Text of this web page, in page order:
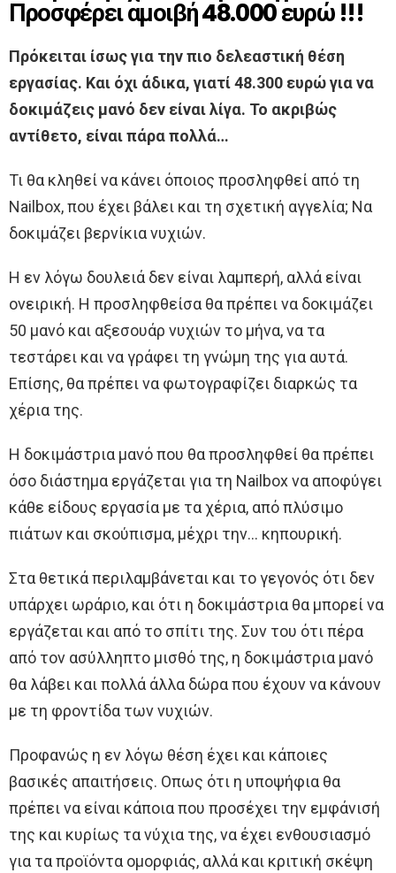
Προσφέρει αμοιβή 48.000 ευρώ !!!
Πρόκειται ίσως για την πιο δελεαστική θέση
εργασίας. Και όχι άδικα, γιατί 48.300 ευρώ για να
δοκιμάζεις μανό δεν είναι λίγα. Το ακριβώς
αντίθετο, είναι πάρα πολλά…
Τι θα κληθεί να κάνει όποιος προσληφθεί από τη
Nailbox, που έχει βάλει και τη σχετική αγγελία; Να
δοκιμάζει βερνίκια νυχιών.
Η εν λόγω δουλειά δεν είναι λαμπερή, αλλά είναι
ονειρική. Η προσληφθείσα θα πρέπει να δοκιμάζει
50 μανό και αξεσουάρ νυχιών το μήνα, να τα
τεστάρει και να γράφει τη γνώμη της για αυτά.
Επίσης, θα πρέπει να φωτογραφίζει διαρκώς τα
χέρια της.
Η δοκιμάστρια μανό που θα προσληφθεί θα πρέπει
όσο διάστημα εργάζεται για τη Νailbox να αποφύγει
κάθε είδους εργασία με τα χέρια, από πλύσιμο
πιάτων και σκούπισμα, μέχρι την… κηπουρική.
Στα θετικά περιλαμβάνεται και το γεγονός ότι δεν
υπάρχει ωράριο, και ότι η δοκιμάστρια θα μπορεί να
εργάζεται και από το σπίτι της. Συν του ότι πέρα
από τον ασύλληπτο μισθό της, η δοκιμάστρια μανό
θα λάβει και πολλά άλλα δώρα που έχουν να κάνουν
με τη φροντίδα των νυχιών.
Προφανώς η εν λόγω θέση έχει και κάποιες
βασικές απαιτήσεις. Οπως ότι η υποψήφια θα
πρέπει να είναι κάποια που προσέχει την εμφάνισή
της και κυρίως τα νύχια της, να έχει ενθουσιασμό
για τα προϊόντα ομορφιάς, αλλά και κριτική σκέψη